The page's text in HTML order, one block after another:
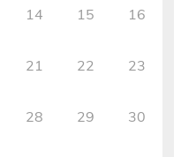
14 15 16
21 22 23
28 29 30